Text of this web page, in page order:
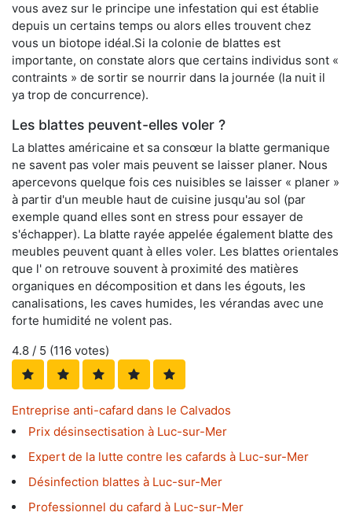
vous avez sur le principe une infestation qui est établie
depuis un certains temps ou alors elles trouvent chez
vous un biotope idéal.Si la colonie de blattes est
importante, on constate alors que certains individus sont «
contraints » de sortir se nourrir dans la journée (la nuit il
ya trop de concurrence).
Les blattes peuvent-elles voler ?
La blattes américaine et sa consœur la blatte germanique
ne savent pas voler mais peuvent se laisser planer. Nous
apercevons quelque fois ces nuisibles se laisser « planer »
à partir d'un meuble haut de cuisine jusqu'au sol (par
exemple quand elles sont en stress pour essayer de
s'échapper). La blatte rayée appelée également blatte des
meubles peuvent quant à elles voler. Les blattes orientales
que l' on retrouve souvent à proximité des matières
organiques en décomposition et dans les égouts, les
canalisations, les caves humides, les vérandas avec une
forte humidité ne volent pas.
4.8 / 5 (116 votes)
Entreprise anti-cafard dans le Calvados
Prix désinsectisation à Luc-sur-Mer
Expert de la lutte contre les cafards à Luc-sur-Mer
Désinfection blattes à Luc-sur-Mer
Professionnel du cafard à Luc-sur-Mer